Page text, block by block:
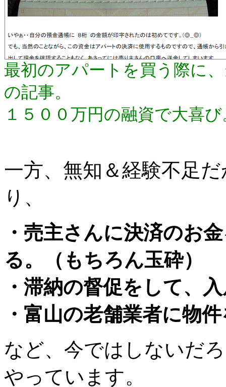
最初のアパートを買う際に
の記事。
１５００万円の融資で大喜び
一方、無知＆経験不足
り、
・売主さんに決済のお
る。（もちろん玉砕）
・滞納の督促をして、
・富山の老舗業者に物
など、今ではしないだ
やっています。